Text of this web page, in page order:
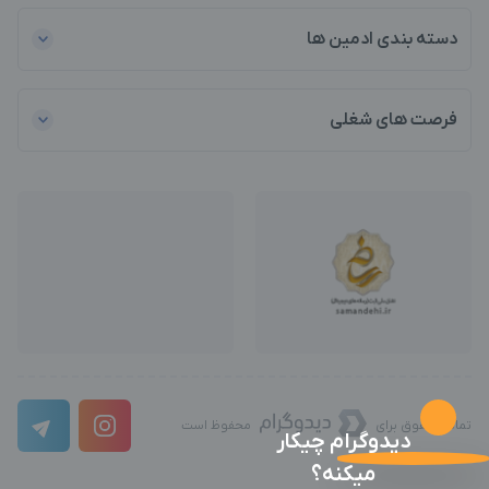
دسته بندی ادمین ها
فرصت های شغلی
تمامی حقوق برای محفوظ است
دیدوگرام چیکار
میکنه؟